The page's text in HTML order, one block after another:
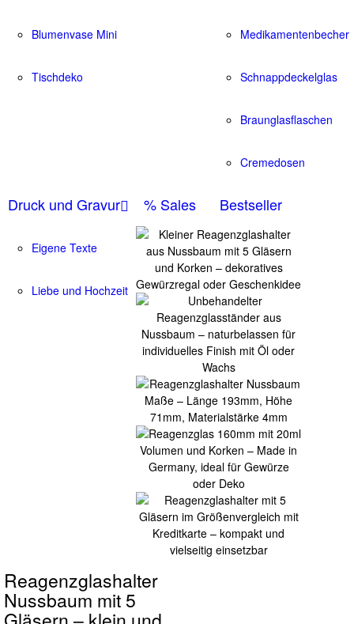
Blumenvase Mini
Tischdeko
Medikamentenbecher
Schnappdeckelglas
Braunglasflaschen
Cremedosen
Druck und Gravur
Eigene Texte
Liebe und Hochzeit
% Sales Bestseller
Reagenzglashalter
Nussbaum mit 5